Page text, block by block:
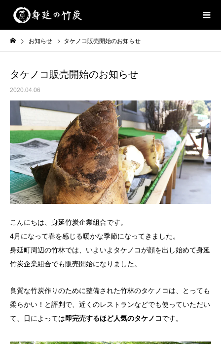
お知らせ タケノコ販売開始のお知らせ
タケノコ販売開始のお知らせ
2020.04.06
こんにちは、身延竹炭企業組合です。
4月になって春を感じる暖かな季節になってきました。
身延町周辺の竹林では、いよいよタケノコが顔を出し始めて身延
竹炭企業組合でも販売開始になりました。
良質な竹炭作りのために整備された竹林のタケノコは、とっても
柔らかい！と評判で、近くのレストランなどでも使っていただい
て、日によっては即完売するほど人気のタケノコです。